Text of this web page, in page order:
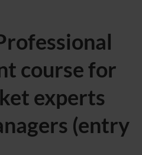
course for
experts
(entry